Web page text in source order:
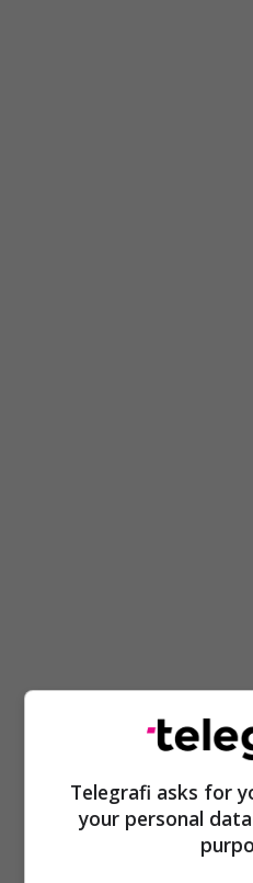
Telegrafi asks for
your personal